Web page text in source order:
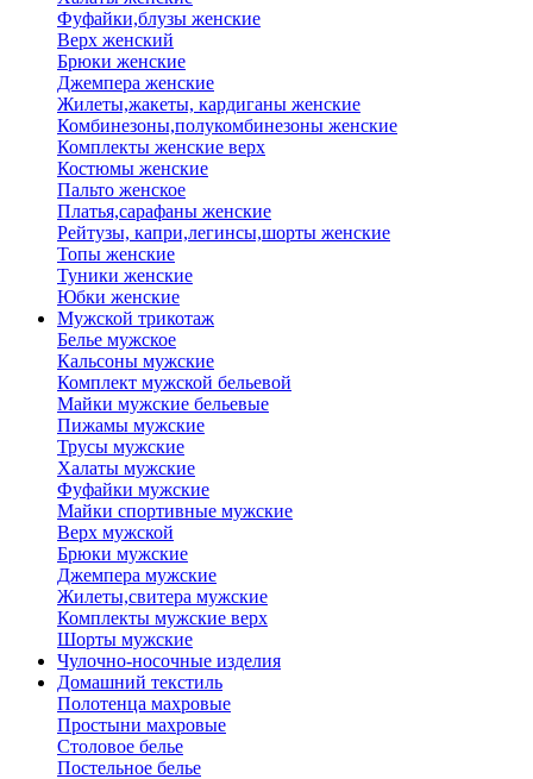
Фуфайки,блузы женские
Верх женский
Брюки женские
Джемпера женские
Жилеты,жакеты, кардиганы женские
Комбинезоны,полукомбинезоны женские
Комплекты женские верх
Костюмы женские
Пальто женское
Платья,сарафаны женские
Рейтузы, капри,легинсы,шорты женские
Топы женские
Туники женские
Юбки женские
Мужской трикотаж
Белье мужское
Кальсоны мужские
Комплект мужской бельевой
Майки мужские бельевые
Пижамы мужские
Трусы мужские
Халаты мужские
Фуфайки мужские
Майки спортивные мужские
Верх мужской
Брюки мужские
Джемпера мужские
Жилеты,свитера мужские
Комплекты мужские верх
Шорты мужские
Чулочно-носочные изделия
Домашний текстиль
Полотенца махровые
Простыни махровые
Столовое белье
Постельное белье